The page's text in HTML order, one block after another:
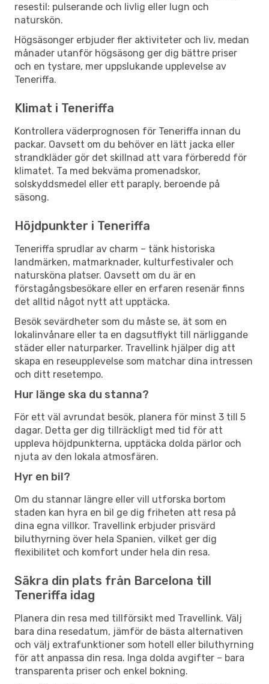
resestil: pulserande och livlig eller lugn och
naturskön.
Högsäsonger erbjuder fler aktiviteter och liv, medan
månader utanför högsäsong ger dig bättre priser
och en tystare, mer uppslukande upplevelse av
Teneriffa.
Klimat i Teneriffa
Kontrollera väderprognosen för Teneriffa innan du
packar. Oavsett om du behöver en lätt jacka eller
strandkläder gör det skillnad att vara förberedd för
klimatet. Ta med bekväma promenadskor,
solskyddsmedel eller ett paraply, beroende på
säsong.
Höjdpunkter i Teneriffa
Teneriffa sprudlar av charm – tänk historiska
landmärken, matmarknader, kulturfestivaler och
natursköna platser. Oavsett om du är en
förstagångsbesökare eller en erfaren resenär finns
det alltid något nytt att upptäcka.
Besök sevärdheter som du måste se, ät som en
lokalinvånare eller ta en dagsutflykt till närliggande
städer eller naturparker. Travellink hjälper dig att
skapa en reseupplevelse som matchar dina intressen
och ditt resetempo.
Hur länge ska du stanna?
För ett väl avrundat besök, planera för minst 3 till 5
dagar. Detta ger dig tillräckligt med tid för att
uppleva höjdpunkterna, upptäcka dolda pärlor och
njuta av den lokala atmosfären.
Hyr en bil?
Om du stannar längre eller vill utforska bortom
staden kan hyra en bil ge dig friheten att resa på
dina egna villkor. Travellink erbjuder prisvärd
biluthyrning över hela Spanien, vilket ger dig
flexibilitet och komfort under hela din resa.
Säkra din plats från Barcelona till
Teneriffa idag
Planera din resa med tillförsikt med Travellink. Välj
bara dina resedatum, jämför de bästa alternativen
och välj extrafunktioner som hotell eller biluthyrning
för att anpassa din resa. Inga dolda avgifter – bara
transparenta priser och enkel bokning.